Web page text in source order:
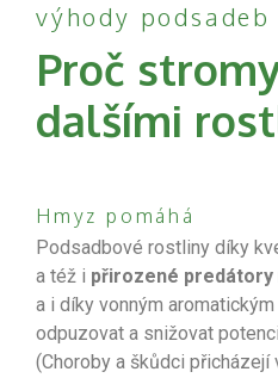
výhody podsadeb
Proč
dalšími
Hmyz pomáhá
Podsadbové rostliny díky
a též i přirozené predátory
a i díky vonným
odpuzovat a snižovat
(Choroby a škůdci přicházejí